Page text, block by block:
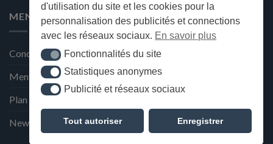
d'utilisation du site et les cookies pour la
personnalisation des publicités et connections
avec les réseaux sociaux. En savoir plus
Fonctionnalités du site
Fonctionnalités du site
Statistiques anonymes
Statistiques anonymes
Publicité et réseaux sociaux
Publicité et réseaux sociaux
Tout autoriser Enregistrer
MENU
Conditions générales de ventes
Mentions Légales et Politique de confidentialité
Plan du site
Newsletter de la Maison Deffès